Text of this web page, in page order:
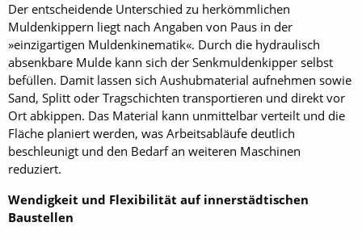
Der entscheidende Unterschied zu herkömmlichen
Muldenkippern liegt nach Angaben von Paus in der
»einzigartigen Muldenkinematik«. Durch die hydraulisch
absenkbare Mulde kann sich der Senkmuldenkipper selbst
befüllen. Damit lassen sich Aushubmaterial aufnehmen sowie
Sand, Splitt oder Tragschichten transportieren und direkt vor
Ort abkippen. Das Material kann unmittelbar verteilt und die
Fläche planiert werden, was Arbeitsabläufe deutlich
beschleunigt und den Bedarf an weiteren Maschinen
reduziert.
Wendigkeit und Flexibilität auf innerstädtischen
Baustellen